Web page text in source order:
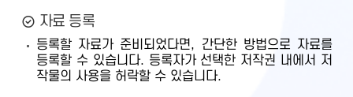
자료 등록
등록할 자료가 준비되었다면, 간단한 방법으로 자료를
등록할 수 있습니다. 등록자가 선택한 저작권 내에서 저
작물의 사용을 허락할 수 있습니다.